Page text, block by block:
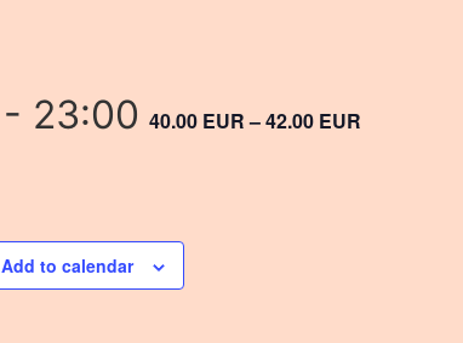
- 23:00 40.00 EUR – 42.00 EUR
Add to calendar